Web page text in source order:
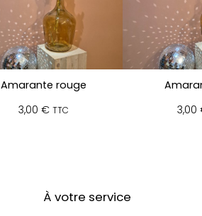
Amarante rouge
3,00 € TTC
3,00
À votre service